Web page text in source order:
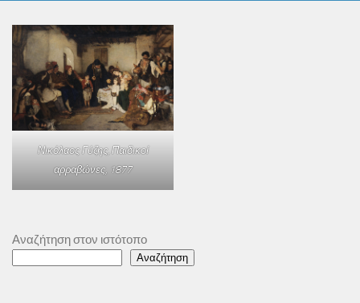
Νικόλαος Γύζης,Παιδικοί
αρραβώνες, 1877
Αναζήτηση στον ιστότοπο
Αναζήτηση